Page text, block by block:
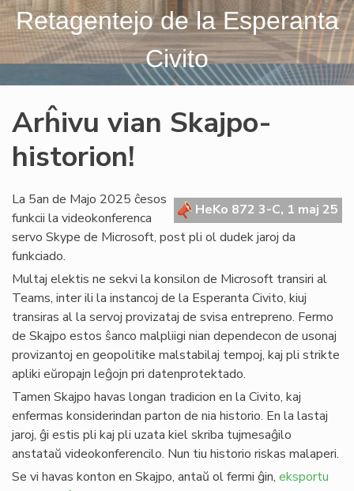
Retagentejo de la Esperanta
Civito
Arĥivu vian Skajpo-
historion!
HeKo 872 3-C, 1 maj 25
La 5an de Majo 2025 ĉesos
funkcii la videokonferenca
servo Skype de Microsoft, post pli ol dudek jaroj da
funkciado.
Multaj elektis ne sekvi la konsilon de Microsoft transiri al
Teams, inter ili la instancoj de la Esperanta Civito, kiuj
transiras al la servoj provizataj de svisa entrepreno. Fermo
de Skajpo estos ŝanco malpliigi nian dependecon de usonaj
provizantoj en geopolitike malstabilaj tempoj, kaj pli strikte
apliki eŭropajn leĝojn pri datenprotektado.
Tamen Skajpo havas longan tradicion en la Civito, kaj
enfermas konsiderindan parton de nia historio. En la lastaj
jaroj, ĝi estis pli kaj pli uzata kiel skriba tujmesaĝilo
anstataŭ videokonferencilo. Nun tiu historio riskas malaperi.
Se vi havas konton en Skajpo, antaŭ ol fermi ĝin, eksportu